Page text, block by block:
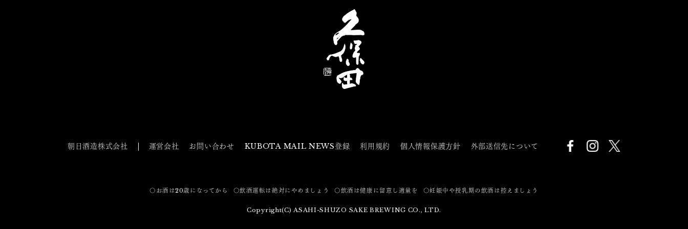
朝日酒造株式会社 運営会社 お問い合わせ KUBOTA MAIL NEWS登録 利用規約 個人情報保護方針 外部送信先について
〇お酒は20歳になってから 〇飲酒運転は絶対にやめましょう 〇飲酒は健康に留意し適量を 〇妊娠中や授乳期の飲酒は控えましょう
Copyright(C) ASAHI-SHUZO SAKE BREWING CO., LTD.